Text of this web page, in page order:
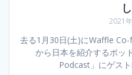
2021
去る1月30日(土)にWaffle
から日本を紹介するポッ
Podcast」にゲスト